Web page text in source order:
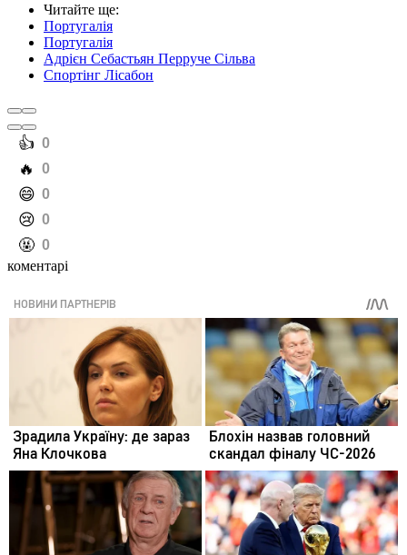
Читайте ще:
Португалія
Португалія
Адрієн Себастьян Перруче Сільва
Спортінг Лісабон
️👍 0
️🔥 0
️😄 0
️😢 0
️🤬 0
коментарі